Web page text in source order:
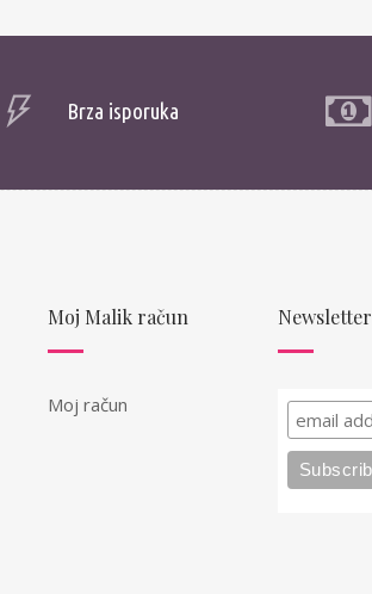
Brza isporuka
Moj Malik račun
Moj račun
Newsletter